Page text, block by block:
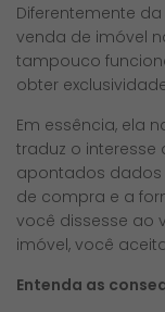
Diferentemente
venda de imóvel
tampouco
obter
Em essência, ela
traduz o interesse
apontados dados
de compra e a
você dissesse ao
imóvel, você
Entenda as